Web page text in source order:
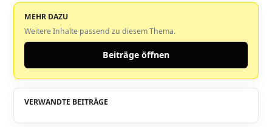
MEHR DAZU
Weitere Inhalte passend zu diesem Thema.
Beiträge öffnen
VERWANDTE BEITRÄGE